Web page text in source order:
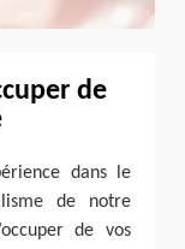
de
dans le
de notre
de vos